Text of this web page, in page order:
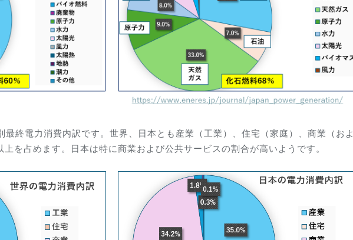
終電力消費内訳です。世界、日本とも産業（工業）、住宅（家庭）、商業（およ
を占めます。日本は特に商業および公共サービスの割合が高いようです。